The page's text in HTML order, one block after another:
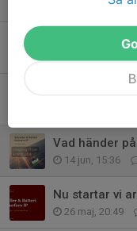
29 jul, 21:53
Ok att
Vad händer på
14 jun, 15:36
26 maj, 20:49